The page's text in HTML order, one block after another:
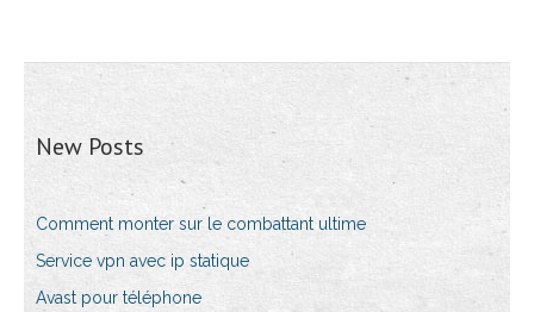
New Posts
Comment monter sur le combattant ultime
Service vpn avec ip statique
Avast pour téléphone